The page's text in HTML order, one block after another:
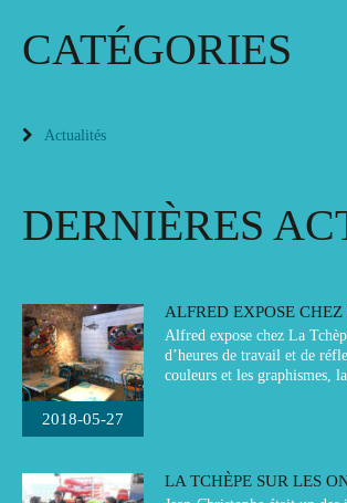
CATÉGORIES
Actualités
DERNIÈRES
2018-05-27
ALFRED EXPOSE
Alfred expose chez La
d’heures de travail et de
couleurs et les graphismes,
LA TCHÈPE SUR LES